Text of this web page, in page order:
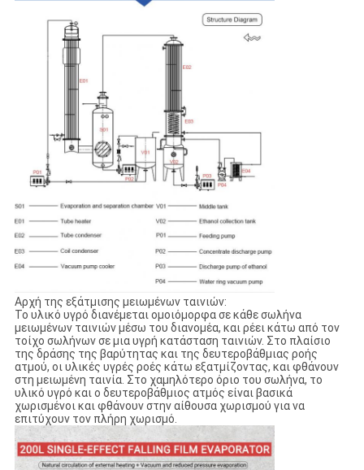
Αρχή της εξάτμισης μειωμένων ταινιών:
Το υλικό υγρό διανέμεται ομοιόμορφα σε κάθε σωλήνα
μειωμένων ταινιών μέσω του διανομέα, και ρέει κάτω από τον
τοίχο σωλήνων σε μια υγρή κατάσταση ταινιών. Στο πλαίσιο
της δράσης της βαρύτητας και της δευτεροβάθμιας ροής
ατμού, οι υλικές υγρές ροές κάτω εξατμίζοντας, και φθάνουν
στη μειωμένη ταινία. Στο χαμηλότερο όριο του σωλήνα, το
υλικό υγρό και ο δευτεροβάθμιος ατμός είναι βασικά
χωρισμένοι και φθάνουν στην αίθουσα χωρισμού για να
επιτύχουν τον πλήρη χωρισμό.